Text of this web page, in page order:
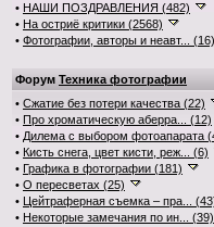
• НАШИ ПОЗДРАВЛЕНИЯ (482)
• На остриё критики (2568)
• Фотографии, авторы и неавт... (16)
Форум Техника фотографии
• Сжатие без потери качества (22)
• Про хроматическую аберра... (12)
• Дилема с выбором фотоапарата
• Кисть снега, цвет кисти, реж... (6)
• Графика в фотографии (181)
• О пересветах (25)
• Цейтраферная съемка – пра...
• Некоторые замечания по ин... (39)